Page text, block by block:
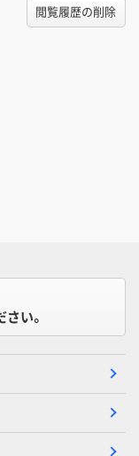
閲覧履歴の削除
い。